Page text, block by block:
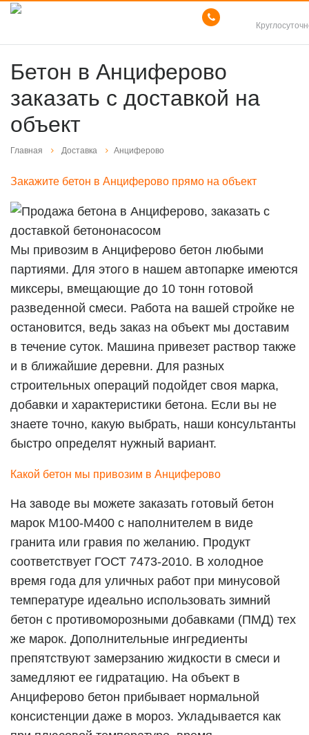
Бетон в Анциферово
заказать с доставкой на
объект
Главная Доставка Анциферово
Закажите бетон в Анциферово прямо на объект
Мы привозим в Анциферово бетон любыми
партиями. Для этого в нашем автопарке имеются
миксеры, вмещающие до 10 тонн готовой
разведенной смеси. Работа на вашей стройке не
остановится, ведь заказ на объект мы доставим
в течение суток. Машина привезет раствор также
и в ближайшие деревни. Для разных
строительных операций подойдет своя марка,
добавки и характеристики бетона. Если вы не
знаете точно, какую выбрать, наши консультанты
быстро определят нужный вариант.
Какой бетон мы привозим в Анциферово
На заводе вы можете заказать готовый бетон
марок М100-М400 с наполнителем в виде
гранита или гравия по желанию. Продукт
соответствует ГОСТ 7473-2010. В холодное
время года для уличных работ при минусовой
температуре идеально использовать зимний
бетон с противоморозными добавками (ПМД) тех
же марок. Дополнительные ингредиенты
препятствуют замерзанию жидкости в смеси и
замедляют ее гидратацию. На объект в
Анциферово бетон прибывает нормальной
консистенции даже в мороз. Укладывается как